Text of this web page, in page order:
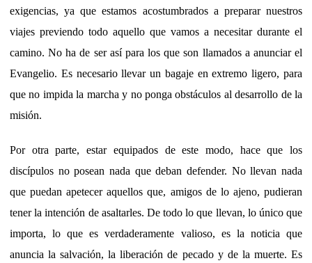
exigencias, ya que estamos acostumbrados a preparar nuestros
viajes previendo todo aquello que vamos a necesitar durante el
camino. No ha de ser así para los que son llamados a anunciar el
Evangelio. Es necesario llevar un bagaje en extremo ligero, para
que no impida la marcha y no ponga obstáculos al desarrollo de la
misión.
Por otra parte, estar equipados de este modo, hace que los
discípulos no posean nada que deban defender. No llevan nada
que puedan apetecer aquellos que, amigos de lo ajeno, pudieran
tener la intención de asaltarles. De todo lo que llevan, lo único que
importa, lo que es verdaderamente valioso, es la noticia que
anuncia la salvación, la liberación de pecado y de la muerte. Es